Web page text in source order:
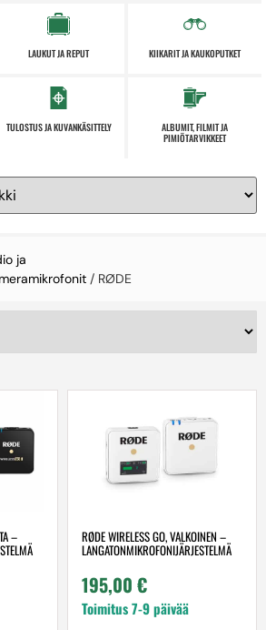
LAUKUT JA REPUT KIIKARIT JA KAUKOPUTKET
TULOSTUS JA KUVANKÄSITTELY
ALBUMIT, FILMIT JA
PIMIÖTARVIKKEET
ja
/ RØDE
– RØDE WIRELESS GO, VALKOINEN –
LANGATONMIKROFONIJÄRJESTELMÄ
195,00 €
Toimitus 7-9 päivää